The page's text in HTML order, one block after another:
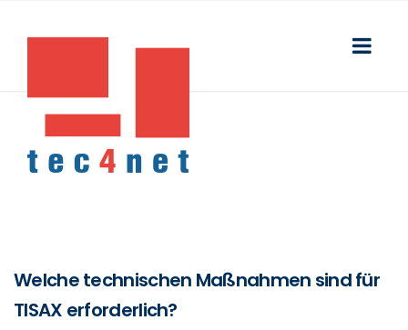
Welche technischen Maßnahmen sind für
TISAX erforderlich?